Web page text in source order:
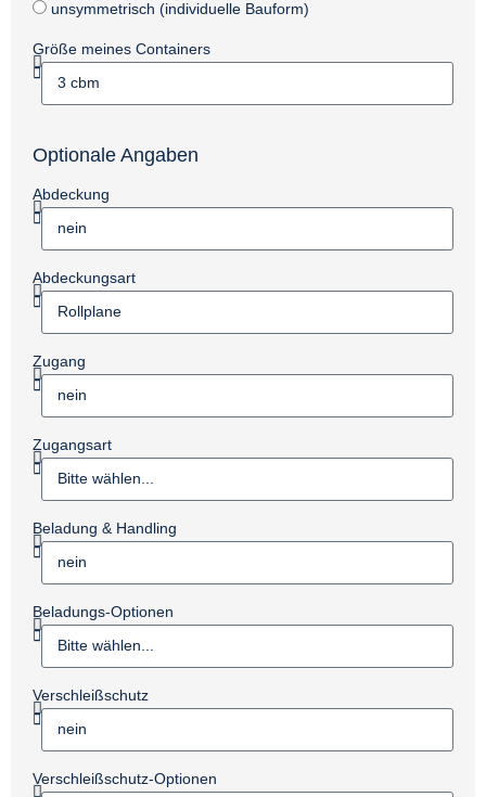
unsymmetrisch (individuelle Bauform)
Größe meines Containers
Optionale Angaben
Abdeckung
Abdeckungsart
Zugang
Zugangsart
Beladung & Handling
Beladungs-Optionen
Verschleißschutz
Verschleißschutz-Optionen